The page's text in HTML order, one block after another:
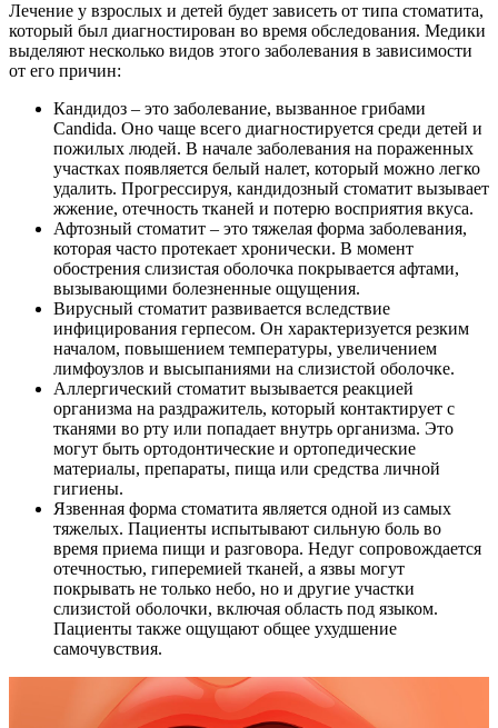
Лечение у взрослых и детей будет зависеть от типа стоматита,
который был диагностирован во время обследования. Медики
выделяют несколько видов этого заболевания в зависимости
от его причин:
Кандидоз – это заболевание, вызванное грибами
Candida. Оно чаще всего диагностируется среди детей и
пожилых людей. В начале заболевания на пораженных
участках появляется белый налет, который можно легко
удалить. Прогрессируя, кандидозный стоматит вызывает
жжение, отечность тканей и потерю восприятия вкуса.
Афтозный стоматит – это тяжелая форма заболевания,
которая часто протекает хронически. В момент
обострения слизистая оболочка покрывается афтами,
вызывающими болезненные ощущения.
Вирусный стоматит развивается вследствие
инфицирования герпесом. Он характеризуется резким
началом, повышением температуры, увеличением
лимфоузлов и высыпаниями на слизистой оболочке.
Аллергический стоматит вызывается реакцией
организма на раздражитель, который контактирует с
тканями во рту или попадает внутрь организма. Это
могут быть ортодонтические и ортопедические
материалы, препараты, пища или средства личной
гигиены.
Язвенная форма стоматита является одной из самых
тяжелых. Пациенты испытывают сильную боль во
время приема пищи и разговора. Недуг сопровождается
отечностью, гиперемией тканей, а язвы могут
покрывать не только небо, но и другие участки
слизистой оболочки, включая область под языком.
Пациенты также ощущают общее ухудшение
самочувствия.